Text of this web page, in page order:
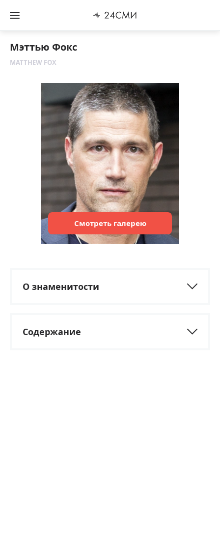
Мэттью Фокс
MATTHEW FOX
Смотреть галерею
О знаменитости
Содержание